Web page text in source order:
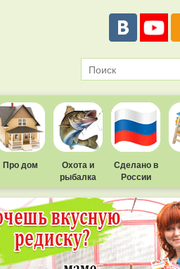
Про дом
Охота и
рыбалка
Сделано в
России